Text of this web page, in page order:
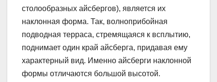
столообразных айсбергов), является их
наклонная форма. Так, волноприбойная
подводная терраса, стремящаяся к всплытию,
поднимает один край айсберга, придавая ему
характерный вид. Именно айсберги наклонной
формы отличаются большой высотой.